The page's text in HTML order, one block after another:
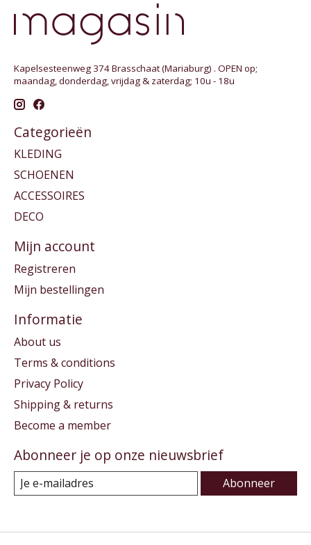
Kapelsesteenweg 374 Brasschaat (Mariaburg) . OPEN op;
maandag, donderdag, vrijdag & zaterdag; 10u - 18u
Categorieën
KLEDING
SCHOENEN
ACCESSOIRES
DECO
Mijn account
Registreren
Mijn bestellingen
Informatie
About us
Terms & conditions
Privacy Policy
Shipping & returns
Become a member
Abonneer je op onze nieuwsbrief
Abonneer